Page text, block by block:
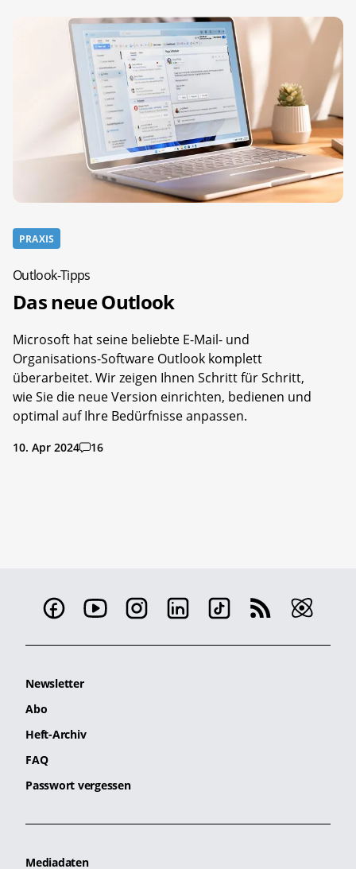
PRAXIS
Outlook-Tipps
Das neue Outlook
Microsoft hat seine beliebte E-Mail- und
Organisations-Software Outlook komplett
überarbeitet. Wir zeigen Ihnen Schritt für Schritt,
wie Sie die neue Version einrichten, bedienen und
optimal auf Ihre Bedürfnisse anpassen.
10. Apr 2024 16
Newsletter
Abo
Heft-Archiv
FAQ
Passwort vergessen
Mediadaten